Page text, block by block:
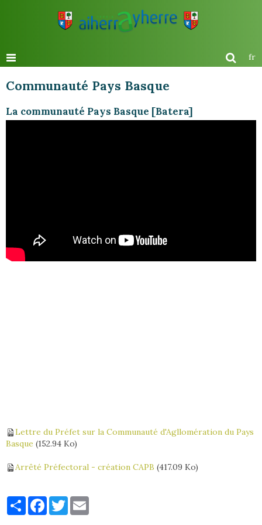
fr
Communauté Pays Basque
La communauté Pays Basque [Batera]
Lettre du Préfet sur la Communauté d'Agllomération du Pays
Basque (152.94 Ko)
Arrêté Préfectoral - création CAPB (417.09 Ko)
PartagerFacebook
Twitter